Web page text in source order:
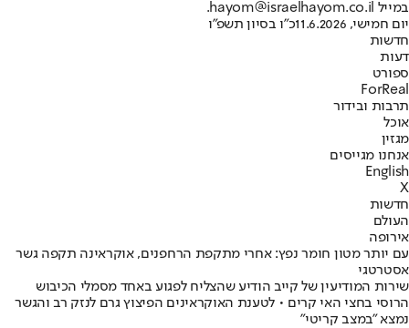
במייל hayom@israelhayom.co.il.
יום חמישי, 11.6.2026
כ"ו בסיון תשפ"ו
חדשות
דעות
ספורט
ForReal
תרבות ובידור
אוכל
מגזין
אנחנו מגייסים
English
X
חדשות
העולם
אירופה
עם יותר מטון חומר נפץ: אחרי מתקפת הרחפנים, אוקראינה תקפה גשר
אסטרטגי
שירות המודיעין של קייב הודיע שהצליח לפגוע באחד מסמלי הכיבוש
הרוסי בחצי האי קרים • לטענת האוקראינים הפיצוץ גרם לנזק רב והגשר
נמצא "במצב קריטי"